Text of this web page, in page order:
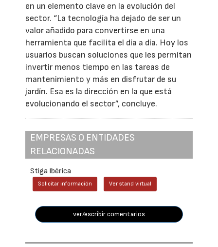
en un elemento clave en la evolución del
sector. “La tecnología ha dejado de ser un
valor añadido para convertirse en una
herramienta que facilita el día a día. Hoy los
usuarios buscan soluciones que les permitan
invertir menos tiempo en las tareas de
mantenimiento y más en disfrutar de su
jardín. Esa es la dirección en la que está
evolucionando el sector”, concluye.
EMPRESAS O ENTIDADES
RELACIONADAS
Stiga Ibérica
Solicitar información Ver stand virtual
ver/escribir comentarios